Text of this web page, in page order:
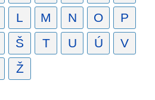
L M N O
P
Š T U Ú
V
Ž